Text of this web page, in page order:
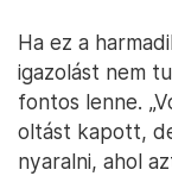
Ha ez a
igazolást nem
fontos lenne.
oltást kapott,
nyaralni, ahol